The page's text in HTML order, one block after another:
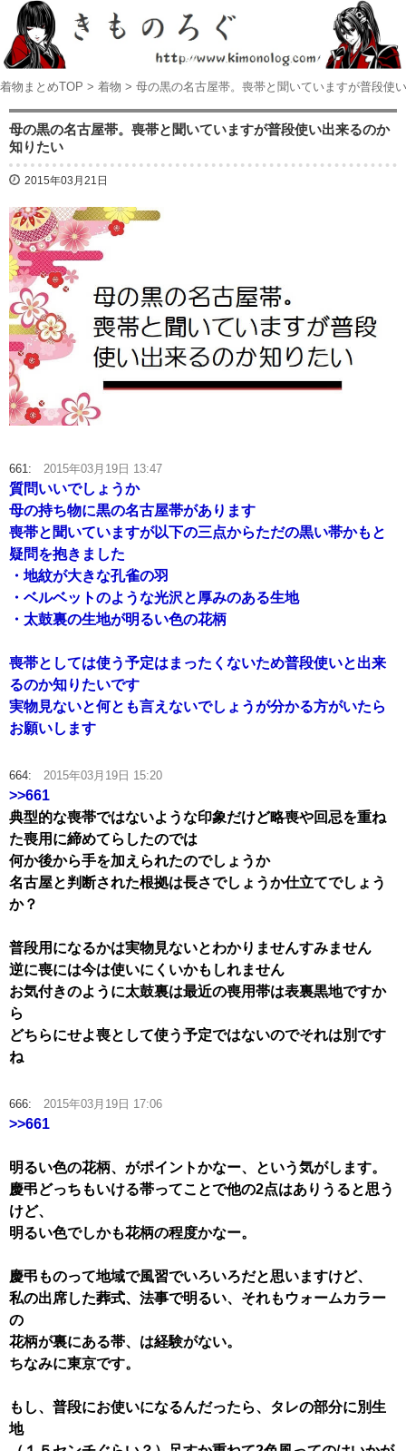
着物まとめTOP > 着物 > 母の黒の名古屋帯。喪帯と聞いていますが普段使
母の黒の名古屋帯。喪帯と聞いていますが普段使い出来るのか
知りたい
2015年03月21日
661: 2015年03月19日 13:47
質問いいでしょうか
母の持ち物に黒の名古屋帯があります
喪帯と聞いていますが以下の三点からただの黒い帯かもと
疑問を抱きました
・地紋が大きな孔雀の羽
・ベルベットのような光沢と厚みのある生地
・太鼓裏の生地が明るい色の花柄
喪帯としては使う予定はまったくないため普段使いと出来
るのか知りたいです
実物見ないと何とも言えないでしょうが分かる方がいたら
お願いします
664: 2015年03月19日 15:20
>>661
典型的な喪帯ではないような印象だけど略喪や回忌を重ね
た喪用に締めてらしたのでは
何か後から手を加えられたのでしょうか
名古屋と判断された根拠は長さでしょうか仕立てでしょう
か？
普段用になるかは実物見ないとわかりませんすみません
逆に喪には今は使いにくいかもしれません
お気付きのように太鼓裏は最近の喪用帯は表裏黒地ですか
ら
どちらにせよ喪として使う予定ではないのでそれは別です
ね
666: 2015年03月19日 17:06
>>661
明るい色の花柄、がポイントかなー、という気がします。
慶弔どっちもいける帯ってことで他の2点はありうると思う
けど、
明るい色でしかも花柄の程度かなー。
慶弔ものって地域で風習でいろいろだと思いますけど、
私の出席した葬式、法事で明るい、それもウォームカラー
の
花柄が裏にある帯、は経験がない。
ちなみに東京です。
もし、普段にお使いになるんだったら、タレの部分に別生
地